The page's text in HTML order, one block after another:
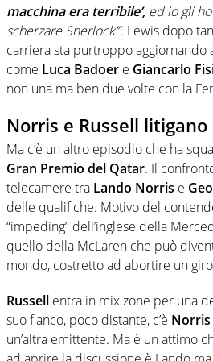
macchina era terribile’, ed io gli ho
scherzare Sherlock’”. Lewis dopo
carriera sta purtroppo aggiornando
come Luca Badoer e Giancarlo
non una ma ben due volte con la
Norris e Russell
Ma c’è un altro episodio che ha
Gran Premio del Qatar. Il
telecamere tra Lando Norris e
delle qualifiche. Motivo del
“impeding” dell’inglese della
quello della McLaren che può
mondo, costretto ad abortire un
Russell entra in mix zone per una
suo fianco, poco distante, c’è Norris
un’altra emittente. Ma è un attimo